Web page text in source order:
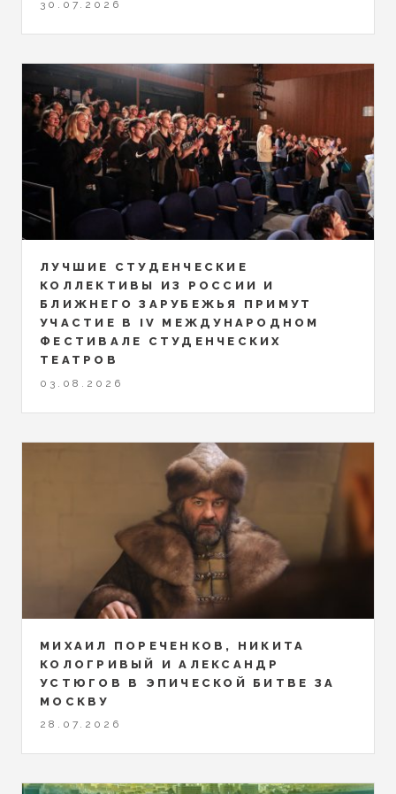
30.07.2026
ЛУЧШИЕ СТУДЕНЧЕСКИЕ
КОЛЛЕКТИВЫ ИЗ РОССИИ И
БЛИЖНЕГО ЗАРУБЕЖЬЯ ПРИМУТ
УЧАСТИЕ В IV МЕЖДУНАРОДНОМ
ФЕСТИВАЛЕ СТУДЕНЧЕСКИХ
ТЕАТРОВ
03.08.2026
МИХАИЛ ПОРЕЧЕНКОВ, НИКИТА
КОЛОГРИВЫЙ И АЛЕКСАНДР
УСТЮГОВ В ЭПИЧЕСКОЙ БИТВЕ ЗА
МОСКВУ
28.07.2026